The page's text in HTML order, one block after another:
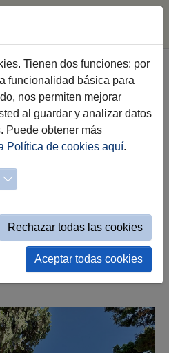
Educación
Educación
reparará el
Luis Vives tras
de Gobierno
Tienen dos funciones: por
funcionalidad básica para
nos permiten mejorar
al guardar y analizar datos
Puede obtener más
Política de cookies aquí.
Rechazar todas las cookies
Aceptar todas cookies